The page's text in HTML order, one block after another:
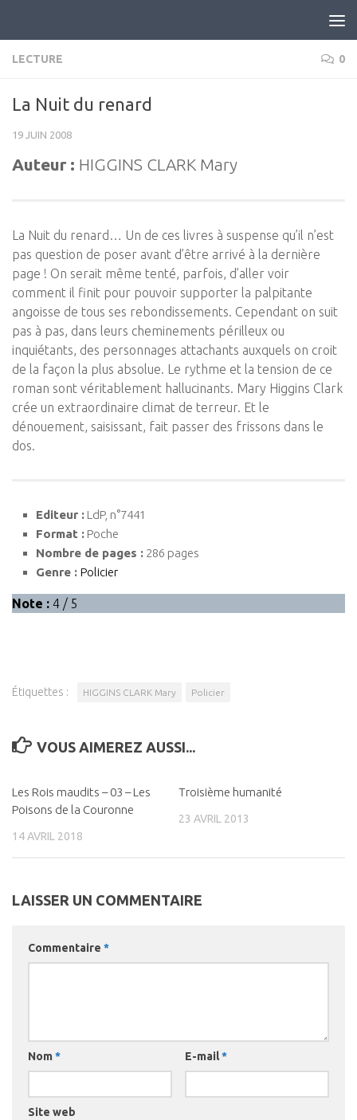
LECTURE 0
La Nuit du renard
19 JUIN 2008
Auteur : HIGGINS CLARK Mary
La Nuit du renard… Un de ces livres à suspense qu’il n’est
pas question de poser avant d’être arrivé à la dernière
page ! On serait même tenté, parfois, d’aller voir
comment il finit pour pouvoir supporter la palpitante
angoisse de tous ses rebondissements. Cependant on suit
pas à pas, dans leurs cheminements périlleux ou
inquiétants, des personnages attachants auxquels on croit
de la façon la plus absolue. Le rythme et la tension de ce
roman sont véritablement hallucinants. Mary Higgins Clark
crée un extraordinaire climat de terreur. Et le
dénouement, saisissant, fait passer des frissons dans le
dos.
Editeur : LdP, n°7441
Format : Poche
Nombre de pages : 286 pages
Genre : Policier
Note : 4 / 5
Étiquettes : HIGGINS CLARK Mary Policier
VOUS AIMEREZ AUSSI...
Les Rois maudits – 03 – Les
Poisons de la Couronne
14 AVRIL 2018
Troisième humanité
23 AVRIL 2013
LAISSER UN COMMENTAIRE
Commentaire *
Nom * E-mail*
Site web